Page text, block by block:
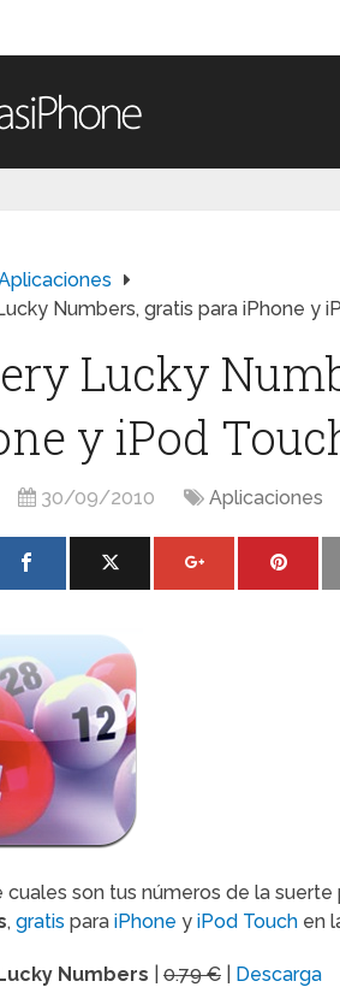
Numbers, gratis para iPhone y
Lucky
y iPod
30/09/2010 Aplicaciones
cuales son tus números de la suerte
, gratis para iPhone y iPod Touch en
Numbers 0.79 € Descarga